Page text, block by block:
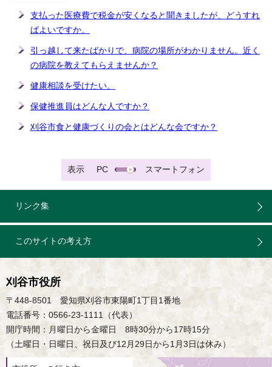
支払った医療費で税金が安くなると聞きましたが、どうすれ
ばよいですか。
引っ越して来たばかりで、病院の場所がわかりません。近く
の病院を教えてもらえませんか？
健康相談を受けたい。
保健推進員はどんな人ですか？
刈谷市食と健康づくりの会とはどんな会ですか？
表示 PC スマートフォン
リンク集
このサイトの考え方
刈谷市役所
〒448-8501 愛知県刈谷市東陽町1丁目1番地
電話番号：0566-23-1111（代表）
開庁時間：月曜日から金曜日 8時30分から17時15分
（土曜日・日曜日、祝日及び12月29日から1月3日は休み）